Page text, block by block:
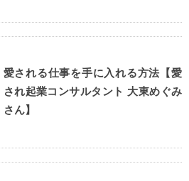
愛される仕事を手に入れる方法【愛
され起業コンサルタント 大東めぐみ
さん】